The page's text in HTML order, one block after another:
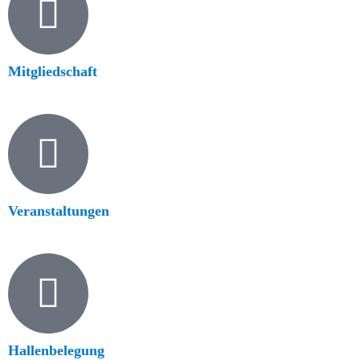
Mitgliedschaft
Veranstaltungen
Hallenbelegung